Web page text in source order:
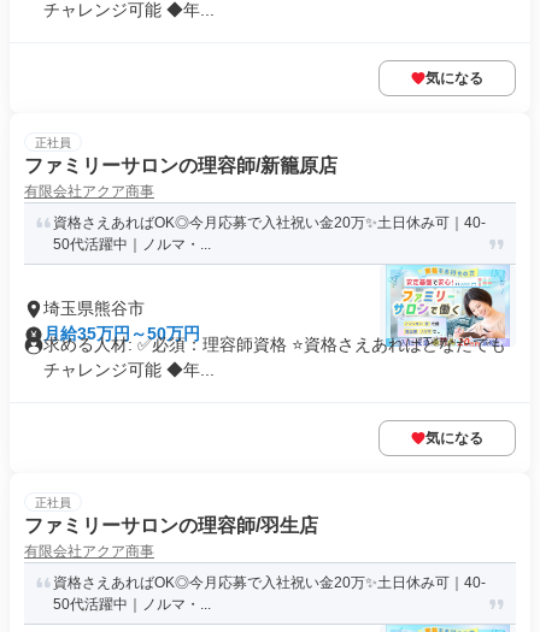
チャレンジ可能 ◆年...
気になる
正社員
ファミリーサロンの理容師/新籠原店
有限会社アクア商事
資格さえあればOK◎今月応募で入社祝い金20万✨️土日休み可｜40-
50代活躍中｜ノルマ・...
埼玉県熊谷市
月給35万円～50万円
求める人材: ✅必須：理容師資格 ⭐️資格さえあればどなたでも
チャレンジ可能 ◆年...
気になる
正社員
ファミリーサロンの理容師/羽生店
有限会社アクア商事
資格さえあればOK◎今月応募で入社祝い金20万✨️土日休み可｜40-
50代活躍中｜ノルマ・...